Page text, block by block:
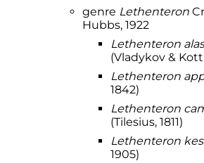
genre Lethenteron
Hubbs, 1922
Lethenteron
(Vladykov &
Lethenteron
1842)
Lethenteron
(Tilesius, 1811)
Lethenteron
1905)